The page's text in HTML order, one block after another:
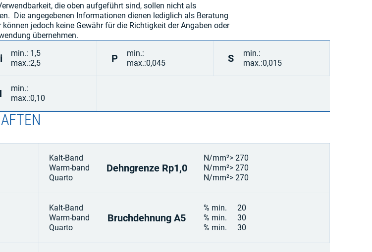
die oben aufgeführt sind, sollen nicht als
Die angegebenen Informationen dienen lediglich als Beratung
jedoch keine Gewähr für die Richtigkeit der Angaben oder
übernehmen.
min.:
max.:
1,5
2,5
P
min.:
max.:0,045 S
min.:
max.:0,015
min.:
max.:0,10
Kalt-Band
Warm-band
Quarto
Dehngrenze Rp1,0
N/mm²
N/mm²
N/mm²
> 270
> 270
> 270
Kalt-Band
Warm-band
Quarto
Bruchdehnung A5
% min.
% min.
% min.
20
30
30